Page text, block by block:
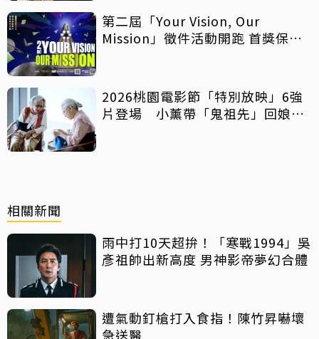
第二屆「Your Vision, Our
Mission」徵件活動開跑 首獎保證
2026桃園電影節「特別放映」6強
片登場 小薰帶「鬼祖先」回娘
相關新聞
雨中打10天超拚！「寒戰1994」吳
彥祖帥出新高度 男神影帝夢幻合體
遭氣動釘槍打入食指！陳竹昇嚇壞
急送醫